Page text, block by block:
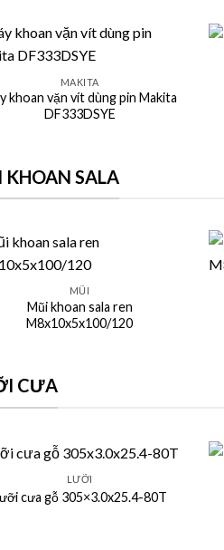
MAKITA
khoan vặn vít dùng pin Makita
DF333DSYE
KHOAN SALA
MŨI
Mũi khoan sala ren
M8x10x5x100/120
CƯA
LƯỠI
cưa gỗ 305×3.0x25.4-80T